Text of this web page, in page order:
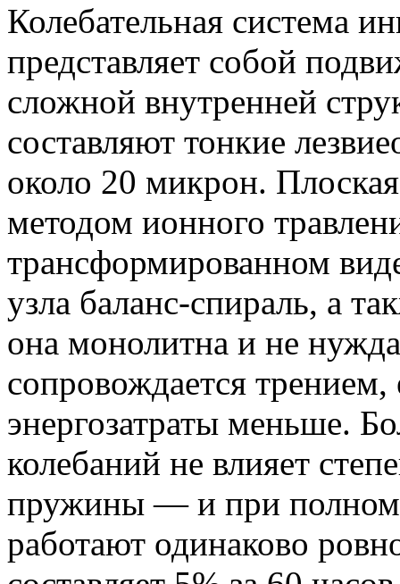
Колебательная система
представляет собой
сложной внутренней
составляют тонкие
около 20 микрон.
методом ионного
трансформированном
узла баланс-спираль, а
она монолитна и не
сопровождается
энергозатраты меньше.
колебаний не влияет
пружины — и при полном
работают одинаково